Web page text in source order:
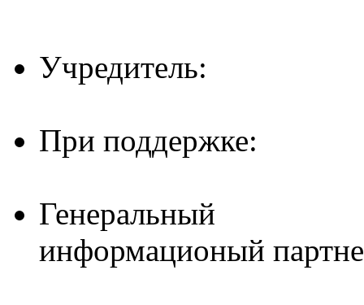
Учредитель:
При поддержке:
Генеральный
информационый